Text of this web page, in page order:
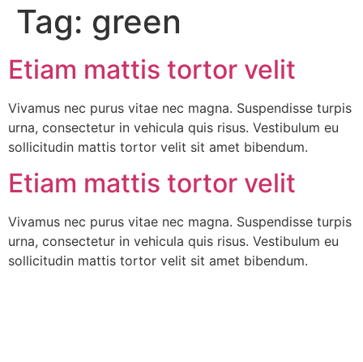
Tag: green
Etiam mattis tortor velit
Vivamus nec purus vitae nec magna. Suspendisse turpis
urna, consectetur in vehicula quis risus. Vestibulum eu
sollicitudin mattis tortor velit sit amet bibendum.
Etiam mattis tortor velit
Vivamus nec purus vitae nec magna. Suspendisse turpis
urna, consectetur in vehicula quis risus. Vestibulum eu
sollicitudin mattis tortor velit sit amet bibendum.